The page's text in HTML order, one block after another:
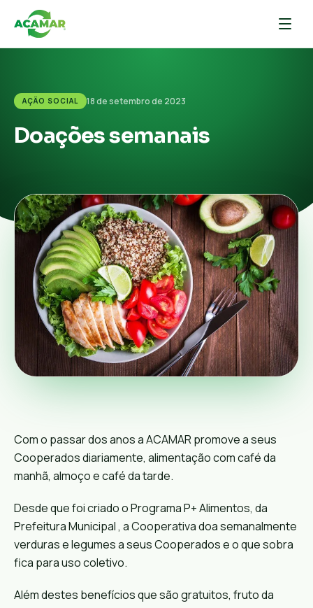
AÇÃO SOCIAL 18 de setembro de 2023
Doações semanais
Com o passar dos anos a ACAMAR promove a seus
Cooperados diariamente, alimentação com café da
manhã, almoço e café da tarde.
Desde que foi criado o Programa P+ Alimentos, da
Prefeitura Municipal , a Cooperativa doa semanalmente
verduras e legumes a seus Cooperados e o que sobra
fica para uso coletivo.
Além destes benefícios que são gratuitos, fruto da